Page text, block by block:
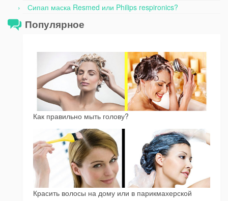
Сипап маска Resmed или Philips respironics?
Популярное
Как правильно мыть голову?
Красить волосы на дому или в парикмахерской